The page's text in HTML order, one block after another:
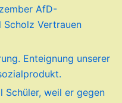
AfD-
Vertrauen
Enteignung unserer
Schüler, weil er gegen